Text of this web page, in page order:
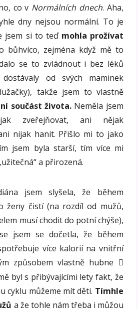
co v Normálních dnech. Aha,
dny nejsou normální. To je
jsem si to teď mohla prožívat
bůhvíco, zejména když mě to
se to zvládnout i bez léků
od svých maminek
takže jsem to vlastně
součást života.Neměla jsem
zveřejňovat, ani nějak
nijak hanit. Přišlo mi to jako
jsem byla starší, tím více mi
a přirozená.
jsem slyšela, že během
ženy čistí (na rozdíl od mužů,
musí chodit do potní chýše),
jsem se dočetla, že během
více kalorií na vnitřní
způsobem vlastně hubne

byl s přibývajícími lety fakt, že
cyklu můžeme mít děti. Tímhle
a že tohle nám třeba i můžou